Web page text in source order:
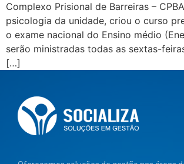
Complexo Prisional de Barreiras –
psicologia da unidade, criou o curso
o exame nacional do Ensino médio
serão ministradas todas as sextas-
[…]